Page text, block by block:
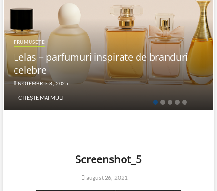
FRUMUSEȚE
Lelas – parfumuri inspirate de branduri
celebre
NOIEMBRIE 8, 2025
CITEȘTE MAI MULT
Screenshot_5
august 26, 2021